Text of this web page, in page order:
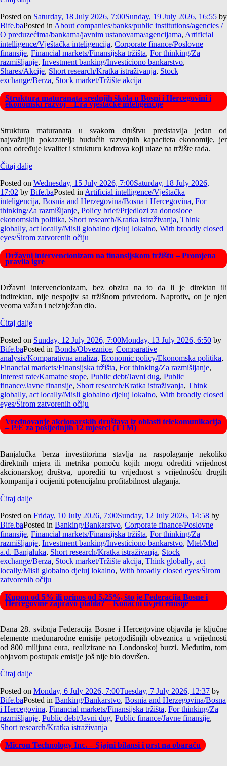
Posted on Saturday, 18 July 2026, 7:00Sunday, 19 July 2026, 16:55 by
Bife.baPosted in About companies/banks/public institutions/agencies /
O preduzećima/bankama/javnim ustanovama/agencijama, Artificial
intelligence/Vještačka inteligencija, Corporate finance/Poslovne
finansije, Financial markets/Finansijska tržišta, For thinking/Za
razmišljanje, Investment banking/Investiciono bankarstvo,
Shares/Akcije, Short research/Kratka istraživanja, Stock
exchange/Berza, Stock market/Tržište akcija
Struktura maturanata srednjih škola u Bosni i Hercegovini i
ekonomski razvoj – Era vještačke inteligencije
Struktura maturanata u svakom društvu predstavlja jedan od
najvažnijih pokazatelja budućih razvojnih kapaciteta ekonomije, jer
ona određuje kvalitet i strukturu kadrova koji ulaze na tržište rada.
Čitaj dalje
Posted on Wednesday, 15 July 2026, 7:00Saturday, 18 July 2026,
17:02 by Bife.baPosted in Artificial intelligence/Vještačka
inteligencija, Bosnia and Herzegovina/Bosna i Hercegovina, For
thinking/Za razmišljanje, Policy brief/Prjedlozi za donosioce
ekonomskih politika, Short research/Kratka istraživanja, Think
globally, act locally/Misli globalno djeluj lokalno, With broadly closed
eyes/Širom zatvorenih očiju
Državni intervencionizam na finansijskom tržištu – Promjena
pravila igre
Državni intervencionizam, bez obzira na to da li je direktan ili
indirektan, nije nespojiv sa tržišnom privredom. Naprotiv, on je njen
veoma važan i neizbježan dio.
Čitaj dalje
Posted on Sunday, 12 July 2026, 7:00Monday, 13 July 2026, 6:50 by
Bife.baPosted in Bonds/Obveznice, Comparative
analysis/Komparativna analiza, Economic policy/Ekonomska politika,
Financial markets/Finansijska tržišta, For thinking/Za razmišljanje,
Interest rate/Kamatne stope, Public debt/Javni dug, Public
finance/Javne finansije, Short research/Kratka istraživanja, Think
globally, act locally/Misli globalno djeluj lokalno, With broadly closed
eyes/Širom zatvorenih očiju
Vrednovanje akcionarskih društava iz oblasti telekomunikacija
– P/E za posljednjih 12 mjeseci (TTM)
Banjalučka berza investitorima stavlja na raspolaganje nekoliko
direktnih mjera ili metrika pomoću kojih mogu odrediti vrijednost
akcionarskog društva, uporediti tu vrijednost s vrijednošću drugih
kompanija i ocijeniti potencijalnu profitabilnost ulaganja.
Čitaj dalje
Posted on Friday, 10 July 2026, 7:00Sunday, 12 July 2026, 14:58 by
Bife.baPosted in Banking/Bankarstvo, Corporate finance/Poslovne
finansije, Financial markets/Finansijska tržišta, For thinking/Za
razmišljanje, Investment banking/Investiciono bankarstvo, Mtel/Mtel
a.d. Banjaluka, Short research/Kratka istraživanja, Stock
exchange/Berza, Stock market/Tržište akcija, Think globally, act
locally/Misli globalno djeluj lokalno, With broadly closed eyes/Širom
zatvorenih očiju
Kupon od 5% ili prinos od 5,25%, što je Federacija Bosne i
Hercegovine zapravo platila? – Konačni uvjeti emisije
Dana 28. svibnja Federacija Bosne i Hercegovine objavila je ključne
elemente međunarodne emisije petogodišnjih obveznica u vrijednosti
od 800 milijuna eura, realizirane na Londonskoj burzi. Međutim, tom
objavom postupak emisije još nije bio dovršen.
Čitaj dalje
Posted on Monday, 6 July 2026, 7:00Tuesday, 7 July 2026, 12:37 by
Bife.baPosted in Banking/Bankarstvo, Bosnia and Herzegovina/Bosna
i Hercegovina, Financial markets/Finansijska tržišta, For thinking/Za
razmišljanje, Public debt/Javni dug, Public finance/Javne finansije,
Short research/Kratka istraživanja
Micron Technology Inc. – Sjajni bilansi i prst na obaraču